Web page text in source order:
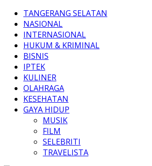
TANGERANG SELATAN
NASIONAL
INTERNASIONAL
HUKUM & KRIMINAL
BISNIS
IPTEK
KULINER
OLAHRAGA
KESEHATAN
GAYA HIDUP
MUSIK
FILM
SELEBRITI
TRAVELISTA